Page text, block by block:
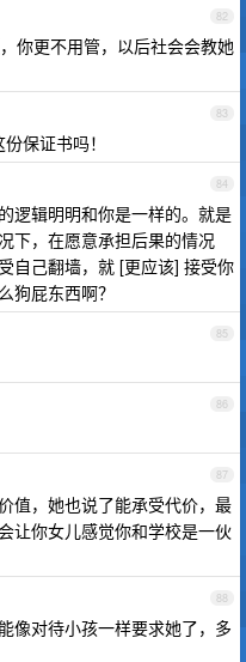
82
你更不用管，以后社会会教她
83
保证书吗！
84
逻辑明明和你是一样的。就是
下，在愿意承担后果的情况
自己翻墙，就 [更应该] 接受你
屁东西啊？
85
86
87
值，她也说了能承受代价，最
让你女儿感觉你和学校是一伙
88
像对待小孩一样要求她了，多